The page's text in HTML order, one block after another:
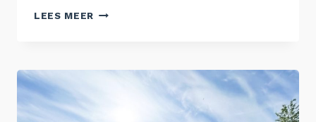
LEES MEER 24